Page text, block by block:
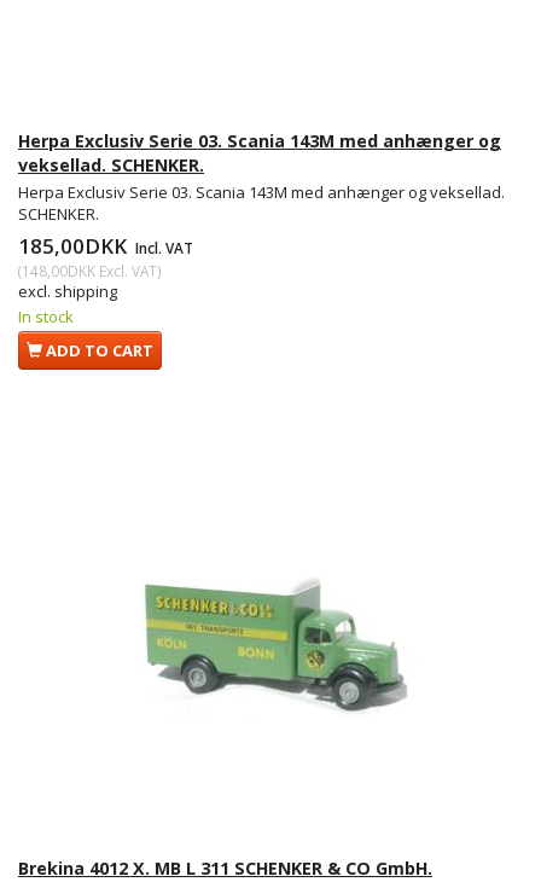
Herpa Exclusiv Serie 03. Scania 143M med anhænger og
veksellad. SCHENKER.
Herpa Exclusiv Serie 03. Scania 143M med anhænger og veksellad.
SCHENKER.
185,00DKK Incl. VAT
(148,00DKK Excl. VAT)
excl. shipping
In stock
ADD TO CART
Brekina 4012 X. MB L 311 SCHENKER & CO GmbH.